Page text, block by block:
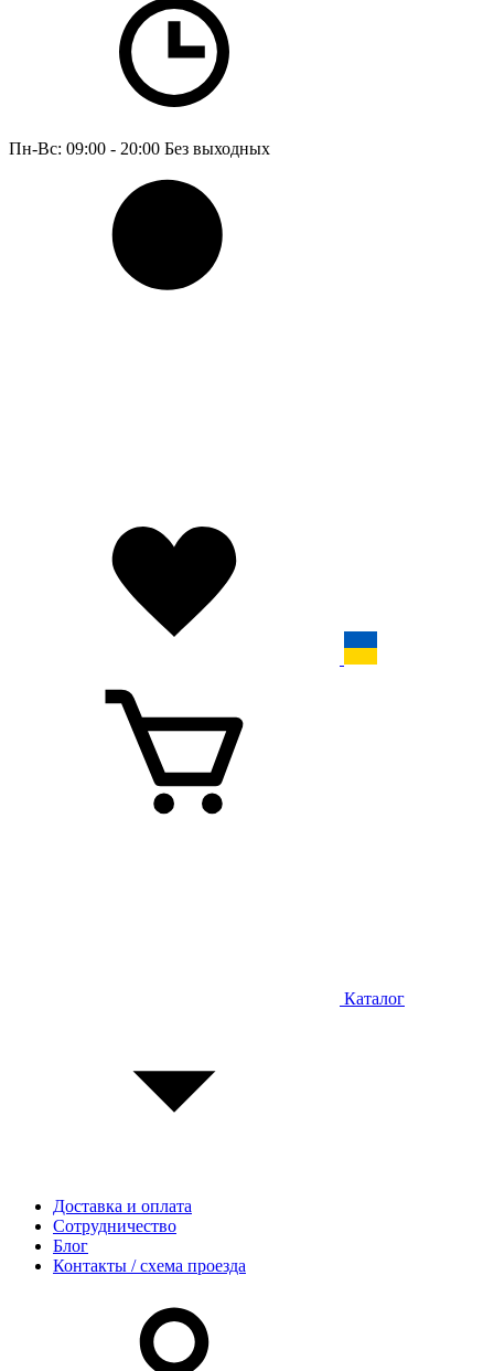
Пн-Вс: 09:00 - 20:00 Без выходных
Каталог
Доставка и оплата
Сотрудничество
Блог
Контакты / схема проезда